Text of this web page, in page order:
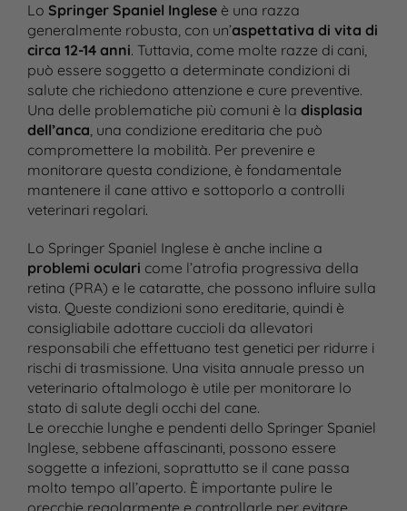
Lo Springer Spaniel Ingleseè una razza
generalmente robusta, con un’aspettativa di vita di
circa 12-14 anni. Tuttavia, come molte razze di cani,
può essere soggetto a determinate condizioni di
salute che richiedono attenzione e cure preventive.
Una delle problematiche più comuni è la displasia
dell’anca, una condizione ereditaria che può
compromettere la mobilità. Per prevenire e
monitorare questa condizione, è fondamentale
mantenere il cane attivo e sottoporlo a controlli
veterinari regolari.
Lo Springer Spaniel Inglese è anche incline a
problemi oculari come l’atrofia progressiva della
retina (PRA) e le cataratte, che possono influire sulla
vista. Queste condizioni sono ereditarie, quindi è
consigliabile adottare cuccioli da allevatori
responsabili che effettuano test genetici per ridurre i
rischi di trasmissione. Una visita annuale presso un
veterinario oftalmologo è utile per monitorare lo
stato di salute degli occhi del cane.
Le orecchie lunghe e pendenti dello Springer Spaniel
Inglese, sebbene affascinanti, possono essere
soggette a infezioni, soprattutto se il cane passa
molto tempo all’aperto. È importante pulire le